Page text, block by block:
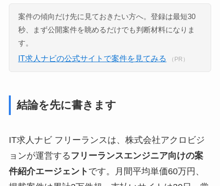
案件の傾向だけ先に見ておきたい方へ。登録は最短30
秒、まず公開案件を眺めるだけでも判断材料になりま
す。
IT求人ナビの公式サイトで案件を見てみる （PR）
結論を先に書きます
IT求人ナビ フリーランスは、株式会社アクロビジ
ョンが運営する フリーランスエンジニア向けの案
件紹介エージェント です。月間平均単価60万円、